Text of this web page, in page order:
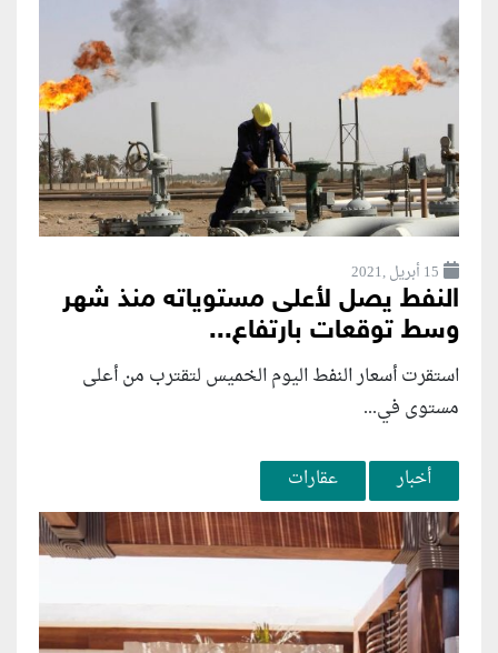
15 أبريل ,2021
النفط يصل لأعلى مستوياته منذ شهر
وسط توقعات بارتفاع...
استقرت أسعار النفط اليوم الخميس لتقترب من أعلى
مستوى في...
أخبار عقارات